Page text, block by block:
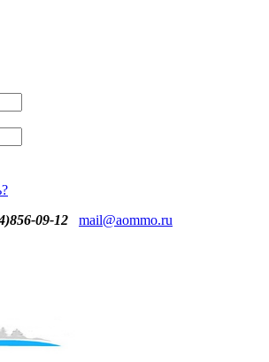
09-12
mail@aommo.ru